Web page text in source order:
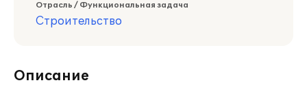
Отрасль / Функциональная задача
Строительство
Описание